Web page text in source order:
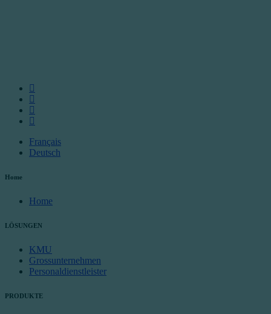
Français
Deutsch
Home
Home
LÖSUNGEN
KMU
Grossunternehmen
Personaldienstleister
PRODUKTE